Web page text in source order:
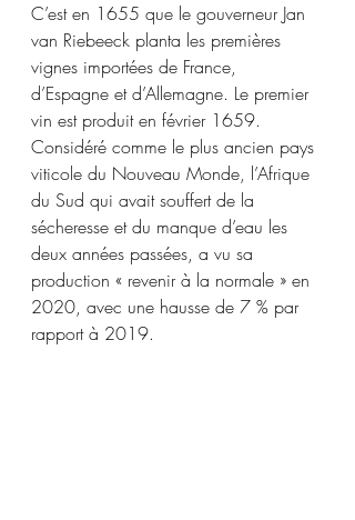
C’est en 1655 que le gouverneur Jan
van Riebeeck planta les premières
vignes importées de France,
d’Espagne et d’Allemagne. Le premier
vin est produit en février 1659.
Considéré comme le plus ancien pays
viticole du Nouveau Monde, l’Afrique
du Sud qui avait souffert de la
sécheresse et du manque d’eau les
deux années passées, a vu sa
production « revenir à la normale » en
2020, avec une hausse de 7 % par
rapport à 2019.